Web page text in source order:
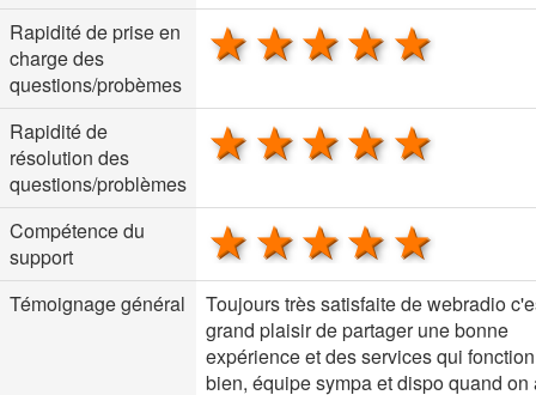
Rapidité de prise en
charge des
questions/probèmes
4 stars
3 stars
2 stars
1 star
Rapidité de
résolution des
questions/problèmes
4 stars
3 stars
2 stars
1 star
Compétence du
support
4 stars
3 stars
2 stars
1 star
Témoignage général
Toujours très satisfaite de webradio
grand plaisir de partager une bonne
expérience et des services qui
bien, équipe sympa et dispo quand on